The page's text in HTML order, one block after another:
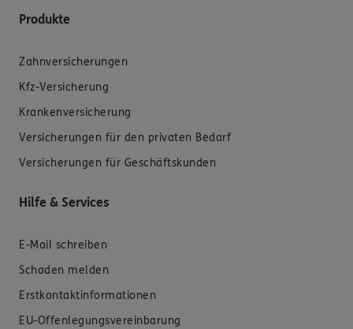
Produkte
Zahnversicherungen
Kfz-Versicherung
Krankenversicherung
Versicherungen für den privaten Bedarf
Versicherungen für Geschäftskunden
Hilfe & Services
E-Mail schreiben
Schaden melden
Erstkontaktinformationen
EU-Offenlegungsvereinbarung